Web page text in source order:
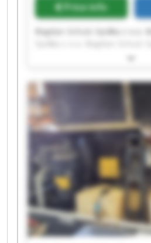
Price info
Bogdan Schulz Spółka z o.o.
Schulz Spółka z o.o. Bogdan
Spółka z o.o. Bogdan Schulz
Schulz Spółka z o.o. Bogdan
Bogdan Schulz Spółka z o.o.
Spółka z o.o. Bogdan Schulz
Schulz Spółka z o.o. Bogdan
Bogdan Schulz Spółka z o.o.
Spółka z o.o. Bogdan Schulz
Schulz Spółka z o.o. Bogdan